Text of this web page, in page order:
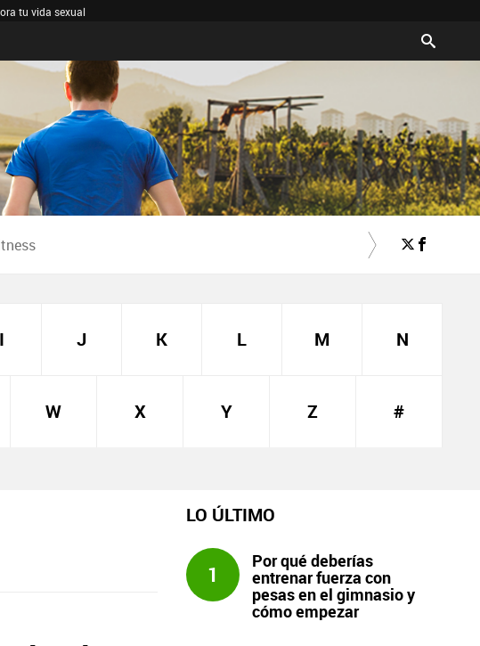
tu vida sexual
I J K L M N
W X Y Z #
LO ÚLTIMO
1
Por qué deberías
entrenar fuerza con
pesas en el gimnasio y
cómo empezar